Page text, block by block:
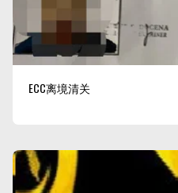
ECC离境清关